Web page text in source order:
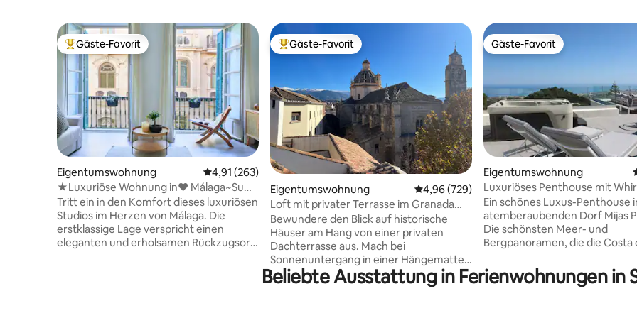
Beliebter Gäste-Favorit.
Gäste-Favorit
Eigentumswohnung Durchschnittliche Bewertung: 4,91 von 5, 263 Bewertungen
4,91 (263)
★Luxuriöse Wohnung in♥ Málaga~Su
Casa Away
Tritt ein in den Komfort dieses luxuriösen
Studios im Herzen von Málaga. Die
erstklassige Lage verspricht einen
eleganten und erholsamen Rückzugsort,
Beliebter Gäste-Favorit.
Gäste-Favorit
Eigentumswohnung Durchschnittliche Bewertung: 4,96 von 5,
4,96 (729)
Loft mit privater Terrasse im Granada
Centre
Bewundere den Blick auf historische
Häuser am Hang von einer privaten
Dachterrasse aus. Mach bei
Sonnenuntergang in einer Hängematte.
Spiele CDs aus einer beeindruckenden
Kollektion oder koche in einer Küche mit
Gäste-Favorit
Gäste-Favorit
Eigentumswohnung
Luxuriöses Penthouse mit
Infinity-Pool
Ein schönes Luxus-Penthouse
atemberaubenden Dorf Mijas
Die schönsten Meer- und
Bergpanoramen, die die Costa
eigenen privaten
Whirlpool, Tagesbett und
Beliebte Ausstattung in Ferienwohnungen in